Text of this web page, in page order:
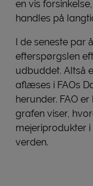
en vis
handles på
I de seneste par
efterspørgslen
udbuddet. Altså
aflæses i FAOs
herunder. FAO
grafen viser,
mejeriprodukter
verden.